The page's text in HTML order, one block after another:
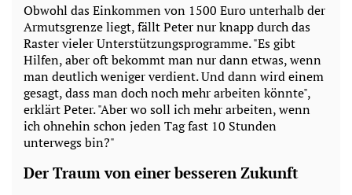
Obwohl das Einkommen von 1500 Euro unterhalb der
Armutsgrenze liegt, fällt Peter nur knapp durch das
Raster vieler Unterstützungsprogramme. "Es gibt
Hilfen, aber oft bekommt man nur dann etwas, wenn
man deutlich weniger verdient. Und dann wird einem
gesagt, dass man doch noch mehr arbeiten könnte",
erklärt Peter. "Aber wo soll ich mehr arbeiten, wenn
ich ohnehin schon jeden Tag fast 10 Stunden
unterwegs bin?"
Der Traum von einer besseren Zukunft